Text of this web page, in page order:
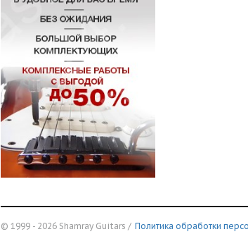
© 1999 - 2026 Shamray Guitars / Политика обработки